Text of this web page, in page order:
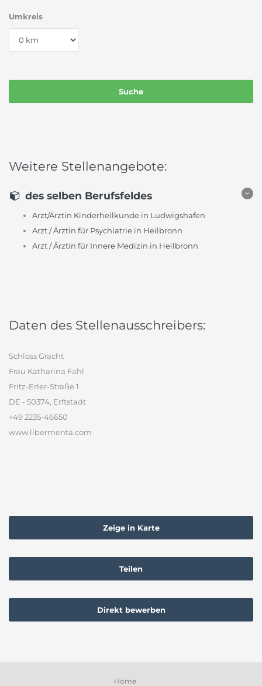
Umkreis
Weitere Stellenangebote:
des selben Berufsfeldes
Arzt/Ärztin Kinderheilkunde in Ludwigshafen
Arzt / Ärztin für Psychiatrie in Heilbronn
Arzt / Ärztin für Innere Medizin in Heilbronn
Daten des Stellenausschreibers:
Schloss Gracht
Frau Katharina Fahl
Fritz-Erler-Straße 1
DE - 50374, Erftstadt
+49 2235-46650
www.libermenta.com
Zeige in Karte
Teilen
Direkt bewerben
Home